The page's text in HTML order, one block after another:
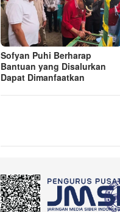
Sofyan Puhi Berharap
Bantuan yang Disalurkan
Dapat Dimanfaatkan